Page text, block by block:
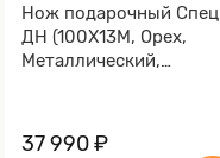
Нож подарочный Спец
ДН (100Х13М, Орех,
Металлический,
37 990 ₽